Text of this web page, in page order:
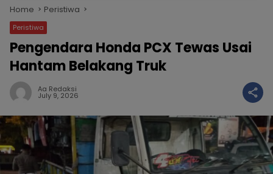
Home Peristiwa
Peristiwa
Pengendara Honda PCX Tewas Usai
Hantam Belakang Truk
Aa Redaksi
July 9, 2026